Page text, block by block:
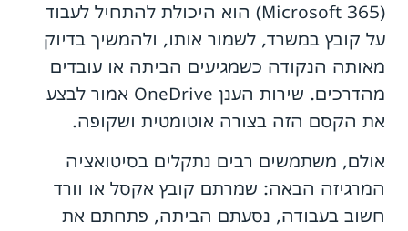
(Microsoft 365) הוא היכולת להתחיל לעבוד
על קובץ במשרד, לשמור אותו, ולהמשיך בדיוק
מאותה הנקודה כשמגיעים הביתה או עובדים
מהדרכים. שירות הענן OneDrive אמור לבצע
את הקסם הזה בצורה אוטומטית ושקופה.
אולם, משתמשים רבים נתקלים בסיטואציה
המרגיזה הבאה: שמרתם קובץ אקסל או וורד
חשוב בעבודה, נסעתם הביתה, פתחתם את